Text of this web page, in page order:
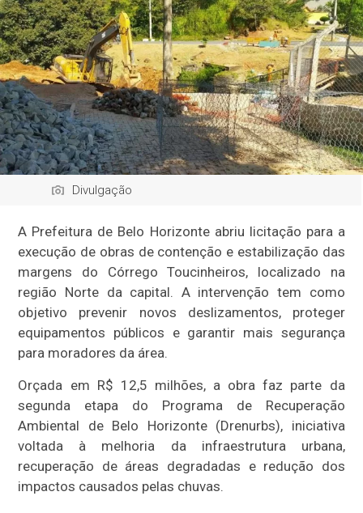
Divulgação
A Prefeitura de Belo Horizonte abriu licitação para a
execução de obras de contenção e estabilização das
margens do Córrego Toucinheiros, localizado na
região Norte da capital. A intervenção tem como
objetivo prevenir novos deslizamentos, proteger
equipamentos públicos e garantir mais segurança
para moradores da área.
Orçada em R$ 12,5 milhões, a obra faz parte da
segunda etapa do Programa de Recuperação
Ambiental de Belo Horizonte (Drenurbs), iniciativa
voltada à melhoria da infraestrutura urbana,
recuperação de áreas degradadas e redução dos
impactos causados pelas chuvas.